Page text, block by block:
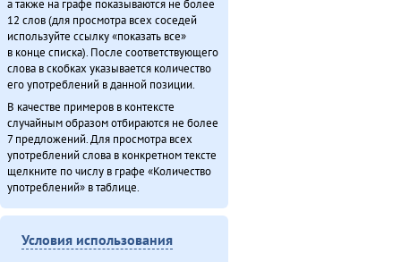
а также на графе показываются не более
12 слов (для просмотра всех соседей
используйте ссылку «показать все»
в конце списка). После соответствующего
слова в скобках указывается количество
его употреблений в данной позиции.
В качестве примеров в контексте
случайным образом отбираются не более
7 предложений. Для просмотра всех
употреблений слова в конкретном тексте
щелкните по числу в графе «Количество
употреблений» в таблице.
Условия использования